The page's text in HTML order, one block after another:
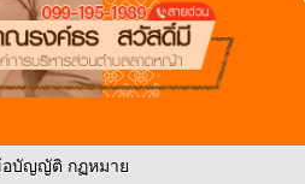
บัญญัติ กฏหมาย